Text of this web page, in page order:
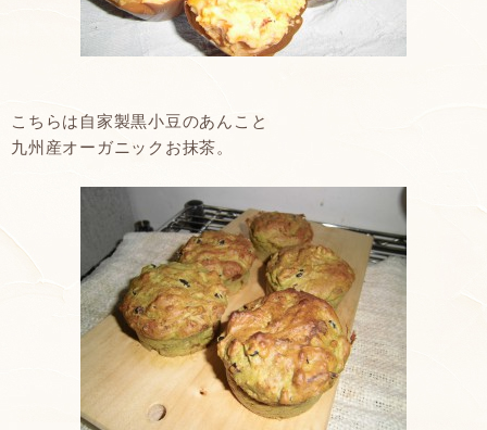
こちらは自家製黒小豆のあんこと
九州産オーガニックお抹茶。